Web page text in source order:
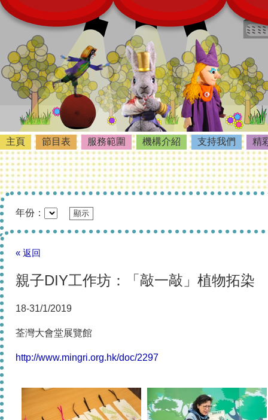
主頁 節目表 服務範圍 機構介紹 支持我們 精
年份：
« 返回
親子DIY工作坊：「敲一敲」植物拓染
18-31/1/2019
荃灣大會堂展覽館
http://www.mingri.org.hk/doc/2297